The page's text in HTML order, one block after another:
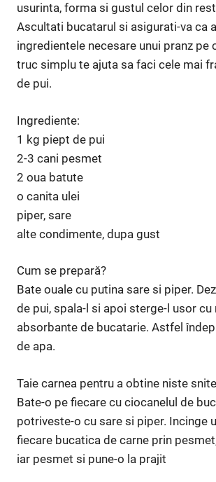
usurinta, forma si gustul celor din
Ascultati bucatarul si asigurati-va ca
ingredientele necesare unui pranz pe
truc simplu te ajuta sa faci cele mai
de pui.
Ingrediente:
1 kg piept de pui
2-3 cani pesmet
2 oua batute
o canita ulei
piper, sare
alte condimente, dupa gust
Cum se prepară?
Bate ouale cu putina sare si piper.
de pui, spala-l si apoi sterge-l usor
absorbante de bucatarie. Astfel
de apa.
Taie carnea pentru a obtine niste
Bate-o pe fiecare cu ciocanelul de
potriveste-o cu sare si piper. Incinge
fiecare bucatica de carne prin
iar pesmet si pune-o la prajit